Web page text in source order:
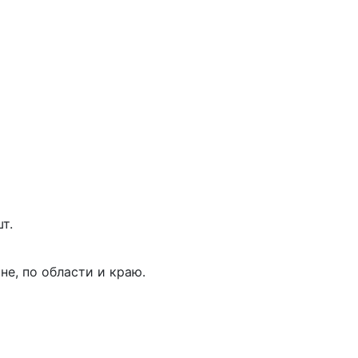
по области и краю.